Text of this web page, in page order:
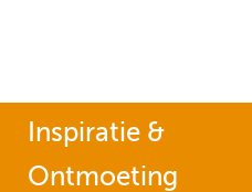
Inspiratie &
Ontmoeting